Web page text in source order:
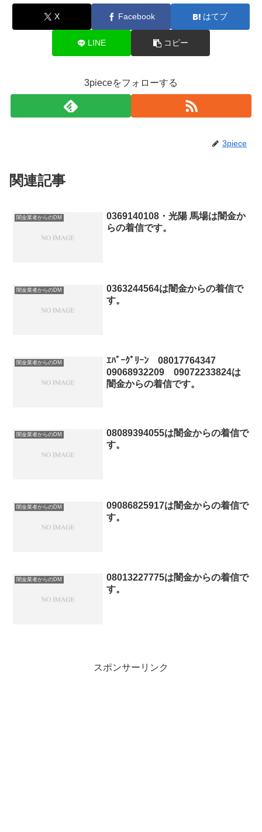
X Facebook はてブ
LINE コピー
3pieceをフォローする
3piece
関連記事
闇金業者からのDM
0369140108・光陽 馬場は闇金か
らの着信です。
闇金業者からのDM
0363244564は闇金からの着信で
す。
闇金業者からのDM
ｴﾊﾞｰｸﾞﾘｰﾝ 08017764347
09068932209 09072233824は
闇金からの着信です。
闇金業者からのDM
08089394055は闇金からの着信で
す。
闇金業者からのDM
09086825917は闇金からの着信で
す。
闇金業者からのDM
08013227775は闇金からの着信で
す。
スポンサーリンク